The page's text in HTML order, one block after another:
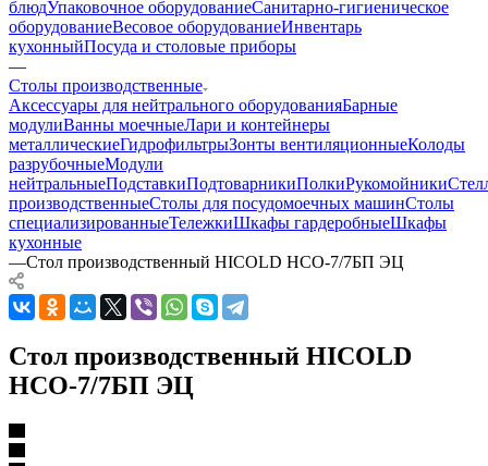
блюдУпаковочное оборудованиеСанитарно-гигиеническое
оборудованиеВесовое оборудованиеИнвентарь
кухонныйПосуда и столовые приборы
—
Столы производственные
Аксессуары для нейтрального оборудованияБарные
модулиВанны моечныеЛари и контейнеры
металлическиеГидрофильтрыЗонты вентиляционныеКолоды
разрубочныеМодули
нейтральныеПодставкиПодтоварникиПолкиРукомойники
производственныеСтолы для посудомоечных машинСтолы
специализированныеТележкиШкафы гардеробныеШкафы
кухонные
—Стол производственный HICOLD НСО-7/7БП ЭЦ
Стол производственный HICOLD
НСО-7/7БП ЭЦ